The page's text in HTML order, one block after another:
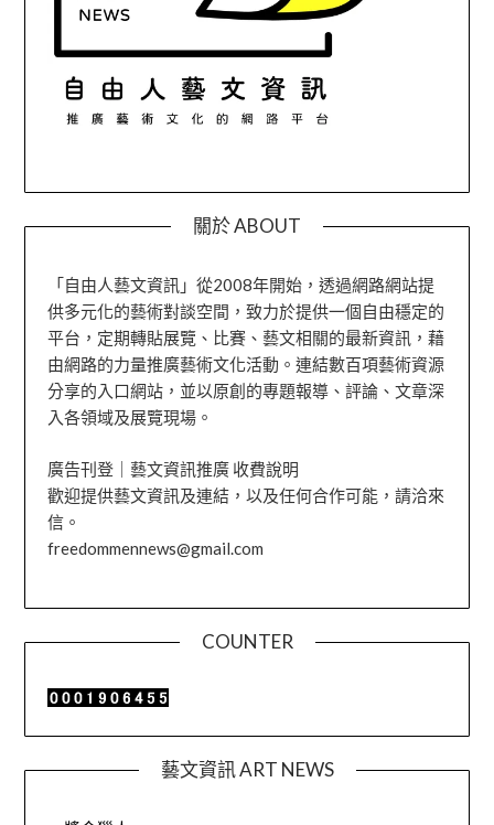
關於 ABOUT
「自由人藝文資訊」從2008年開始，透過網路網站提
供多元化的藝術對談空間，致力於提供一個自由穩定的
平台，定期轉貼展覽、比賽、藝文相關的最新資訊，藉
由網路的力量推廣藝術文化活動。連結數百項藝術資源
分享的入口網站，並以原創的專題報導、評論、文章深
入各領域及展覽現場。
廣告刊登｜藝文資訊推廣 收費說明
歡迎提供藝文資訊及連結，以及任何合作可能，請洽來
信。
freedommennews@gmail.com
COUNTER
藝文資訊 ART NEWS